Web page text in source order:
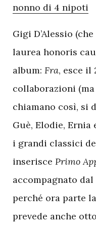
nonno di 4 nipoti
Gigi D’Alessio
laurea honoris
album: Fra, esce il
collaborazioni
chiamano così, si
Guè, Elodie, Ernia
i grandi classici
inserisce Primo
accompagnato
perché ora parte
prevede anche